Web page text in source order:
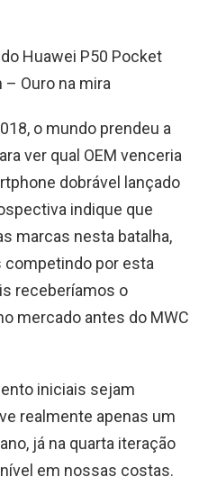
do Huawei P50 Pocket
Ouro na mira
o mundo prendeu a
ver qual OEM venceria
dobrável lançado
indique que
marcas nesta batalha,
competindo por esta
receberíamos o
mercado antes do MWC
iniciais sejam
realmente apenas um
já na quarta iteração
em nossas costas.